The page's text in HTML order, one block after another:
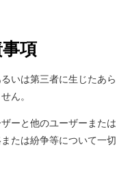
項
いは第三者に生じたあら
ん。
ーと他のユーザーまたは
たは紛争等について一切